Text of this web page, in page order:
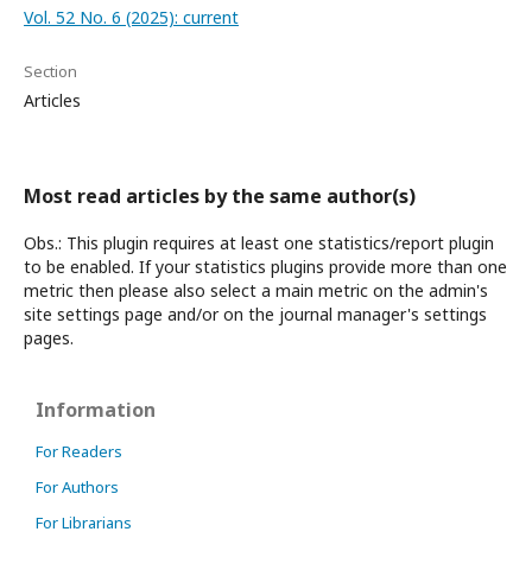
Vol. 52 No. 6 (2025): current
Section
Articles
Most read articles by the same author(s)
Obs.: This plugin requires at least one statistics/report plugin
to be enabled. If your statistics plugins provide more than one
metric then please also select a main metric on the admin's
site settings page and/or on the journal manager's settings
pages.
Information
For Readers
For Authors
For Librarians